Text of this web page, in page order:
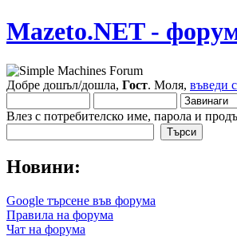
Mazeto.NET -
Добре дошъл/дошла, Гост. Моля, въведи
Влез с потребителско име, парола и
Новини:
Google търсене във форума
Правила на форума
Чат на форума